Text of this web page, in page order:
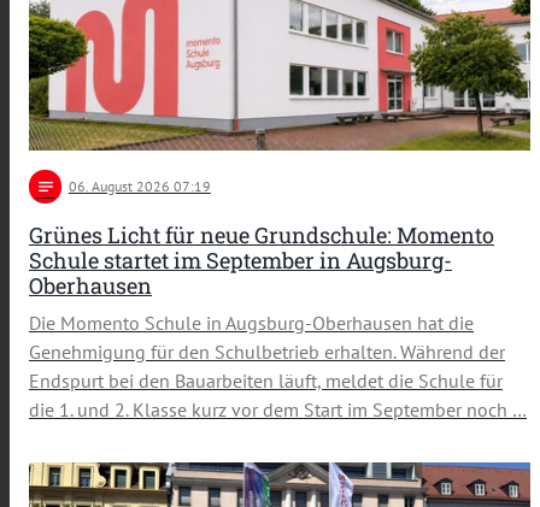
notes 06. August 2026 07:19
Grünes Licht für neue Grundschule: Momento
Schule startet im September in Augsburg-
Oberhausen
Die Momento Schule in Augsburg-Oberhausen hat die
Genehmigung für den Schulbetrieb erhalten. Während der
Endspurt bei den Bauarbeiten läuft, meldet die Schule für
die 1. und 2. Klasse kurz vor dem Start im September noch …